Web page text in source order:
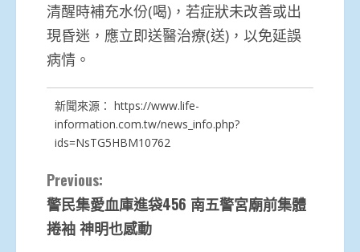
清醒時補充水份(喝)，若症狀未改善或出
現昏迷，應立即送醫治療(送)，以免延誤
病情。
新聞來源： https://www.life-
information.com.tw/news_info.php?
ids=NsTG5HBM10762
Continue
Reading
Previous:
警民集愛血庫進袋456 南五警宮廟前集體
捲袖 神明也感動